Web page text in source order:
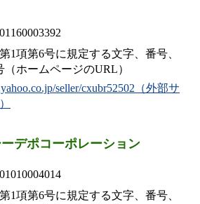
1項第6号に規定する文字、番号、
ホームページのURL）
seller/cxubr52502（外部サ
デポコーポレーション
1項第6号に規定する文字、番号、